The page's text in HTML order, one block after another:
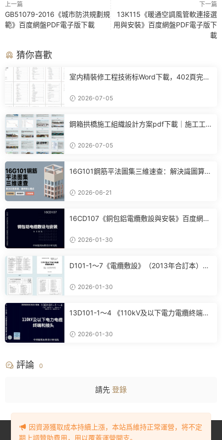
上一篇
GB51079-2016《城市防洪規劃規
範》百度網盤PDF電子版下載
下一篇
13K115《暖通空調風管軟連接選
用與安裝》百度網盤PDF電子版下
載
猜你喜歡
室内精裝修工程技術标Word下載，402頁完整
2026-07-05
鋼箱拱橋施工組織設計方案pdf下載｜施工工
2026-07-05
16G101鋼筋平法圖集三維速查：解決識圖算
2026-06-21
16CD107《銅包鋁電纜敷設與安裝》百度網盤
2026-01-30
D101-1～7《電纜敷設》（2013年合訂本）百
2026-01-30
13D101-1～4 《110kV及以下電力電纜終端和
載 2026-01-30
評論 0
請先 登錄
Copyright © 2023-2024BIM資源網. All Rights Reserved.
因資源獲取成本持續上漲，本站爲維持正常運營，将不定
期上調贊助費用，用以覆蓋運營開支。